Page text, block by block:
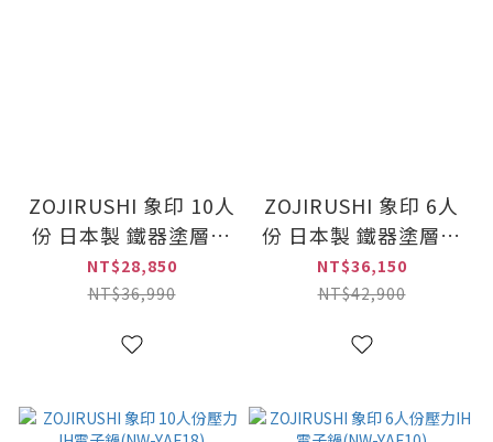
ZOJIRUSHI 象印 10人
份 日本製 鐵器塗層豪
熱羽釜壓力IH電子鍋
(NW-JTF18)
NT$28,850
NT$36,990
ZOJIRUSHI 象印 6人
份 日本製 鐵器塗層炎
舞炊煮壓力IH電子鍋
(NW-LAF10)
NT$36,150
NT$42,900